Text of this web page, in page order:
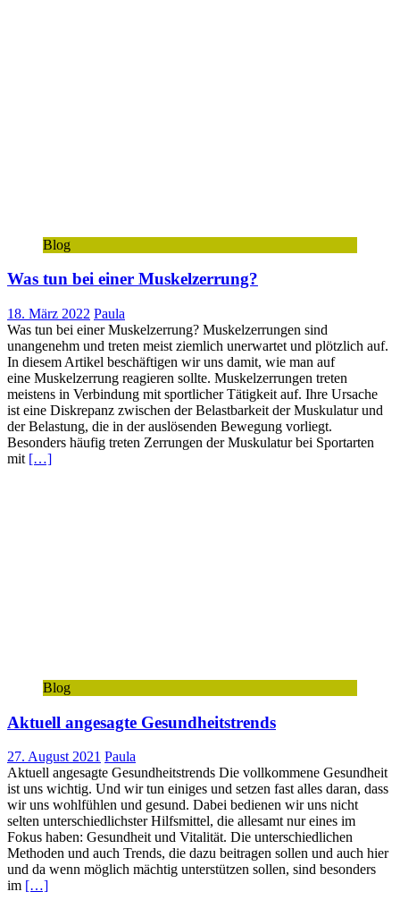
Blog
Was tun bei einer Muskelzerrung?
18. März 2022 Paula
Was tun bei einer Muskelzerrung? Muskelzerrungen sind
unangenehm und treten meist ziemlich unerwartet und plötzlich auf.
In diesem Artikel beschäftigen wir uns damit, wie man auf
eine Muskelzerrung reagieren sollte. Muskelzerrungen treten
meistens in Verbindung mit sportlicher Tätigkeit auf. Ihre Ursache
ist eine Diskrepanz zwischen der Belastbarkeit der Muskulatur und
der Belastung, die in der auslösenden Bewegung vorliegt.
Besonders häufig treten Zerrungen der Muskulatur bei Sportarten
mit […]
Blog
Aktuell angesagte Gesundheitstrends
27. August 2021 Paula
Aktuell angesagte Gesundheitstrends Die vollkommene Gesundheit
ist uns wichtig. Und wir tun einiges und setzen fast alles daran, dass
wir uns wohlfühlen und gesund. Dabei bedienen wir uns nicht
selten unterschiedlichster Hilfsmittel, die allesamt nur eines im
Fokus haben: Gesundheit und Vitalität. Die unterschiedlichen
Methoden und auch Trends, die dazu beitragen sollen und auch hier
und da wenn möglich mächtig unterstützen sollen, sind besonders
im […]